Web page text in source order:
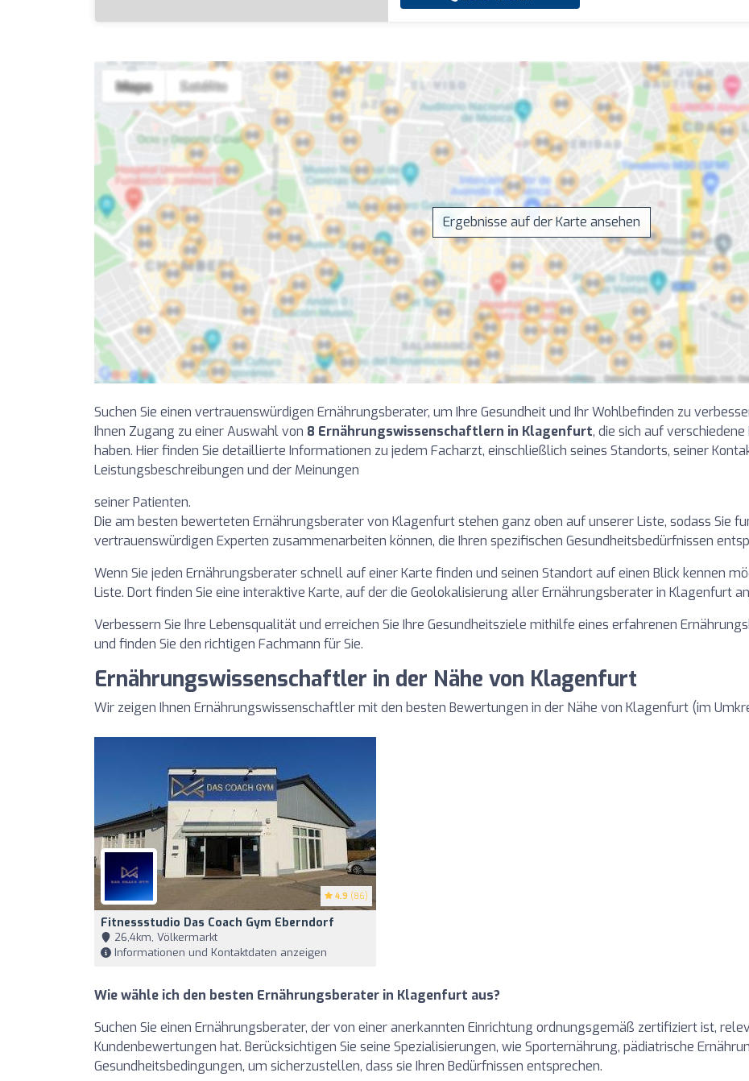
Ergebnisse auf der Karte ansehen
Suchen Sie einen vertrauenswürdigen Ernährungsberater, um Ihre Gesundheit und Ihr Wohlbefinden zu
Ihnen Zugang zu einer Auswahl von 8 Ernährungswissenschaftlern in Klagenfurt, die sich auf
haben. Hier finden Sie detaillierte Informationen zu jedem Facharzt, einschließlich seines Standorts, seiner
Leistungsbeschreibungen und der Meinungen
seiner Patienten.
Die am besten bewerteten Ernährungsberater von Klagenfurt stehen ganz oben auf unserer Liste, sodass Sie
vertrauenswürdigen Experten zusammenarbeiten können, die Ihren spezifischen Gesundheitsbedürfnissen
Wenn Sie jeden Ernährungsberater schnell auf einer Karte finden und seinen Standort auf einen Blick kennen
Liste. Dort finden Sie eine interaktive Karte, auf der die Geolokalisierung aller Ernährungsberater in Klagenfurt
Verbessern Sie Ihre Lebensqualität und erreichen Sie Ihre Gesundheitsziele mithilfe eines erfahrenen
und finden Sie den richtigen Fachmann für Sie.
Ernährungswissenschaftler in der Nähe von Klagenfurt
Wir zeigen Ihnen Ernährungswissenschaftler mit den besten Bewertungen in der Nähe von Klagenfurt (im
4.9 (86)
Fitnessstudio Das Coach Gym Eberndorf
26,4km, Völkermarkt
Informationen und Kontaktdaten anzeigen
Wie wähle ich den besten Ernährungsberater in Klagenfurt aus?
Suchen Sie einen Ernährungsberater, der von einer anerkannten Einrichtung ordnungsgemäß zertifiziert ist,
Kundenbewertungen hat. Berücksichtigen Sie seine Spezialisierungen, wie Sporternährung, pädiatrische
Gesundheitsbedingungen, um sicherzustellen, dass sie Ihren Bedürfnissen entsprechen.